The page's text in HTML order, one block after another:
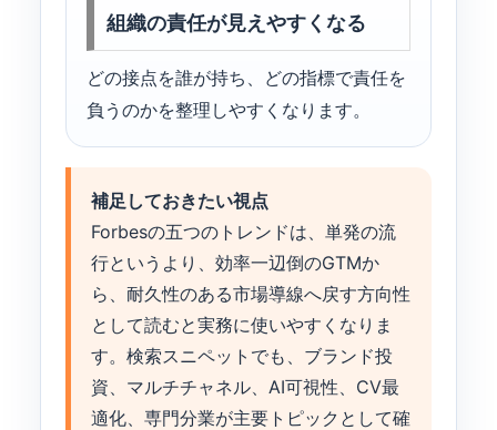
組織の責任が見えやすくなる
どの接点を誰が持ち、どの指標で責任を
負うのかを整理しやすくなります。
補足しておきたい視点
Forbesの五つのトレンドは、単発の流
行というより、効率一辺倒のGTMか
ら、耐久性のある市場導線へ戻す方向性
として読むと実務に使いやすくなりま
す。検索スニペットでも、ブランド投
資、マルチチャネル、AI可視性、CV最
適化、専門分業が主要トピックとして確